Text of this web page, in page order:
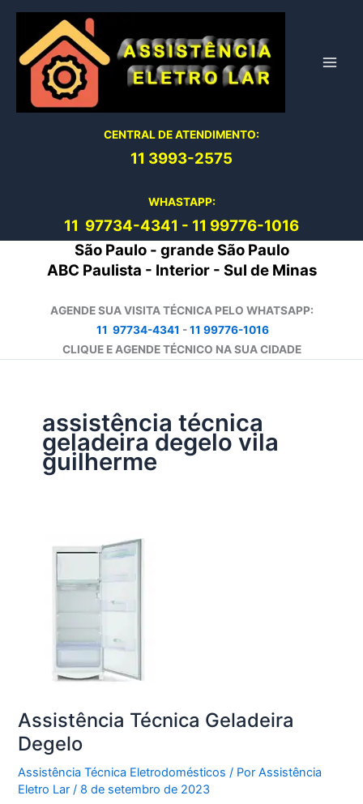
conteúdo
CENTRAL DE ATENDIMENTO:
11 3993-2575
WHASTAPP:
11 97734-4341 - 11 99776-1016
São Paulo - grande São Paulo
ABC Paulista - Interior - Sul de Minas
AGENDE SUA VISITA TÉCNICA PELO WHATSAPP:
11 97734-4341 -11 99776-1016
CLIQUE E AGENDE TÉCNICO NA SUA CIDADE
assistência técnica
geladeira degelo vila
guilherme
Assistência Técnica Geladeira
Degelo
Assistência Técnica Eletrodomésticos / PorAssistência
Eletro Lar/ 8 de setembro de 2023